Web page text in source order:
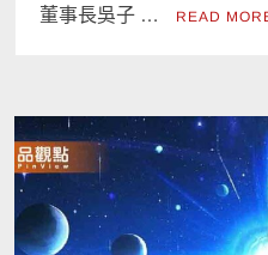
董事長吳子 … READ